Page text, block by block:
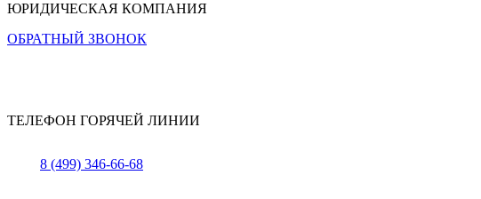
ЮРИДИЧЕСКАЯ КОМПАНИЯ
ОБРАТНЫЙ ЗВОНОК
ТЕЛЕФОН ГОРЯЧЕЙ ЛИНИИ
8 (499) 346-66-68